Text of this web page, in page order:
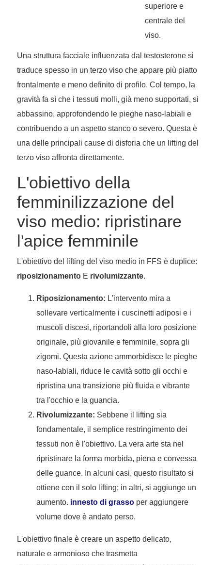
superiore e
centrale del
viso.
Una struttura facciale influenzata dal testosterone si
traduce spesso in un terzo viso che appare più piatto
frontalmente e meno definito di profilo. Col tempo, la
gravità fa sì che i tessuti molli, già meno supportati, si
abbassino, approfondendo le pieghe naso-labiali e
contribuendo a un aspetto stanco o severo. Questa è
una delle principali cause di disforia che un lifting del
terzo viso affronta direttamente.
L'obiettivo della
femminilizzazione del
viso medio: ripristinare
l'apice femminile
L'obiettivo del lifting del viso medio in FFS è duplice:
riposizionamento E rivolumizzante.
Riposizionamento: L'intervento mira a
sollevare verticalmente i cuscinetti adiposi e i
muscoli discesi, riportandoli alla loro posizione
originale, più giovanile e femminile, sopra gli
zigomi. Questa azione ammorbidisce le pieghe
naso-labiali, riduce le cavità sotto gli occhi e
ripristina una transizione più fluida e vibrante
tra l'occhio e la guancia.
Rivolumizzante: Sebbene il lifting sia
fondamentale, il semplice restringimento dei
tessuti non è l'obiettivo. La vera arte sta nel
ripristinare la forma morbida, piena e convessa
delle guance. In alcuni casi, questo risultato si
ottiene con il solo lifting; in altri, si aggiunge un
aumento. innesto di grasso per aggiungere
volume dove è andato perso.
L'obiettivo finale è creare un aspetto delicato,
naturale e armonioso che trasmetta